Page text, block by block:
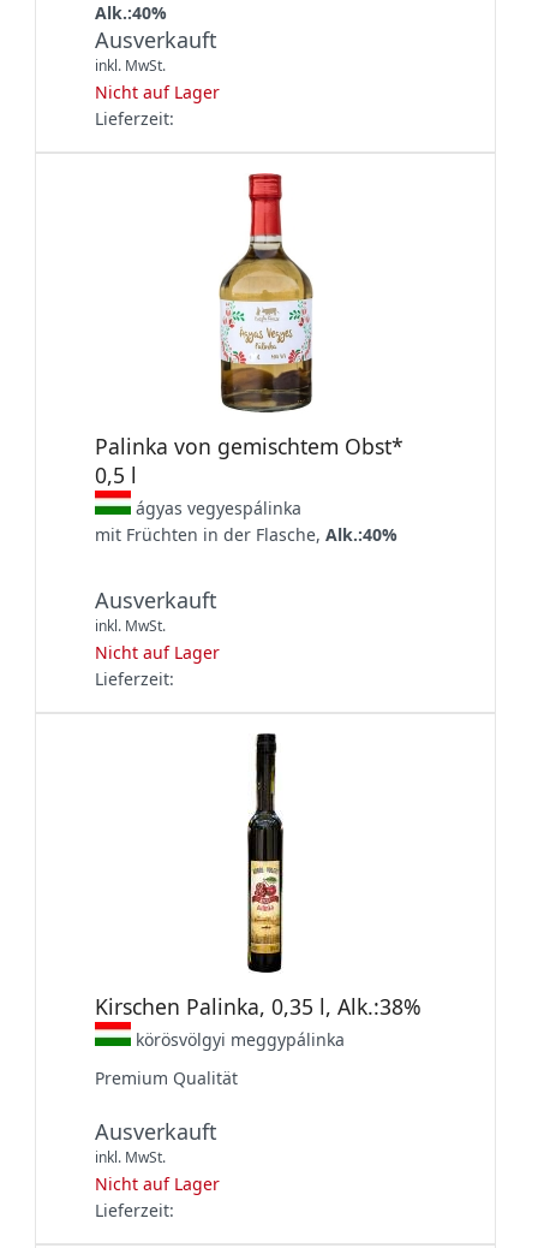
Alk.:40%
Ausverkauft
inkl. MwSt.
Nicht auf Lager
Lieferzeit:
Palinka von gemischtem Obst*
0,5 l
ágyas vegyespálinka
mit Früchten in der Flasche, Alk.:40%
Ausverkauft
inkl. MwSt.
Nicht auf Lager
Lieferzeit:
Kirschen Palinka, 0,35 l, Alk.:38%
körösvölgyi meggypálinka
Premium Qualität
Ausverkauft
inkl. MwSt.
Nicht auf Lager
Lieferzeit: